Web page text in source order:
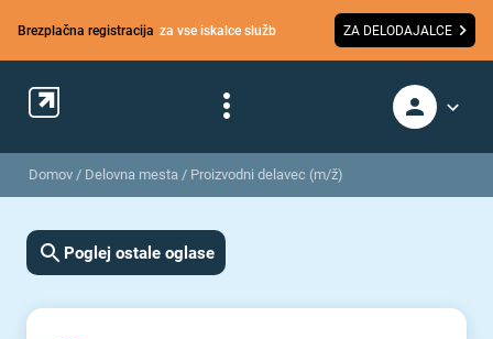
Brezplačna registracija za vse iskalce služb ZA DELODAJALCE
Domov / Delovna mesta / Proizvodni delavec (m/ž)
Poglej ostale oglase